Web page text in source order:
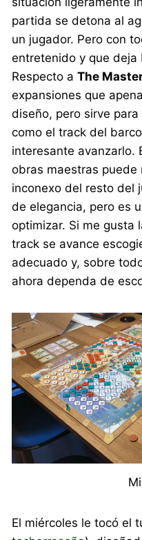
partida se detona al
un jugador. Pero con
entretenido y que deja
Respecto aThe
expansiones que
diseño, pero sirve
como el track del
interesante avanzarlo.
obras maestras
inconexo del resto del
de elegancia, pero es
optimizar. Si me gusta
track se avance
adecuado y, sobre
ahora dependa de
El miércoles le tocó el